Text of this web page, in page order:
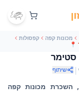
מכונות קפה
קפסולות
📍
סטימר
| שיתוף
השכרת מכונות קפה